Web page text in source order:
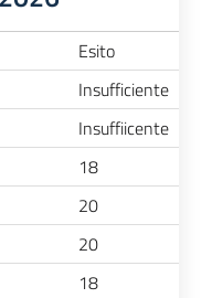
Esito
Insufficiente
Insuffiicente
18
20
20
18